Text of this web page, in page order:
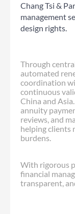
Chang Tsi &
management
design rights.
Through
automated
coordination
continuous
China and
annuity
reviews, and
helping clients
burdens.
With rigorous
financial
transparent,